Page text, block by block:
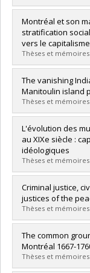
Graduate :
Cycle :Doctoral
Grade :Ph. D.
Lien vers le
Montréal et son
stratification
vers le capitalisme
Thèses et mémoires
Graduate :
Cycle :Doctoral
Grade :Ph. D.
Lien vers le
The vanishing
Manitoulin island
Thèses et mémoires
Graduate :Oja,
Cycle :Master's
Grade :M.A.
Lien vers le
L'évolution des
au XIXe siècle :
idéologiques
Thèses et mémoires
Graduate :
Cycle :Doctoral
Grade :Ph. D.
Lien vers le
Criminal justice,
justices of the
Thèses et mémoires
Graduate :
Cycle :Doctoral
Grade :Ph. D.
Lien vers le
The common
Montréal 1667-
Thèses et mémoires